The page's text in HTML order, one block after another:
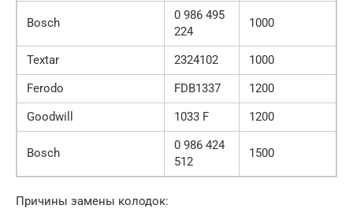
Bosch
0 986 495
224
1000
Textar 2324102
1000
Ferodo
FDB1337
1200
Goodwill
1033 F 1200
Bosch
0 986 424
512
1500
Причины замены колодок: